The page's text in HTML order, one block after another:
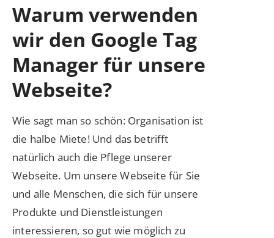
Warum verwenden
wir den Google Tag
Manager für unsere
Webseite?
Wie sagt man so schön: Organisation ist
die halbe Miete! Und das betrifft
natürlich auch die Pflege unserer
Webseite. Um unsere Webseite für Sie
und alle Menschen, die sich für unsere
Produkte und Dienstleistungen
interessieren, so gut wie möglich zu